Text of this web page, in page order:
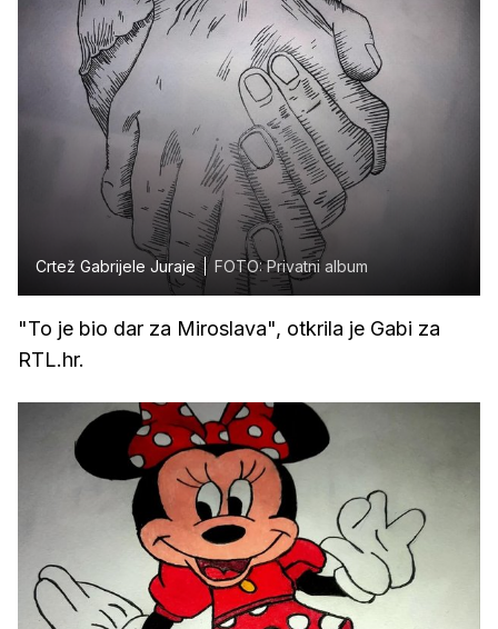
Crtež Gabrijele Juraje FOTO: Privatni album
"To je bio dar za Miroslava", otkrila je Gabi za
RTL.hr.